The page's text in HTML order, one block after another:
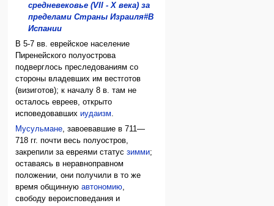
средневековье (VII - X века) за
пределами Страны Израиля#В
Испании
В 5-7 вв. еврейское население
Пиренейского полуострова
подверглось преследованиям со
стороны владевших им вестготов
(визиготов); к началу 8 в. там не
осталось евреев, открыто
исповедовавшихиудаизм.
Мусульмане, завоевавшие в 711—
718 гг. почти весь полуостров,
закрепили за евреями статусзимми;
оставаясь в неравноправном
положении, они получили в то же
время общиннуюавтономию,
свободу вероисповедания и